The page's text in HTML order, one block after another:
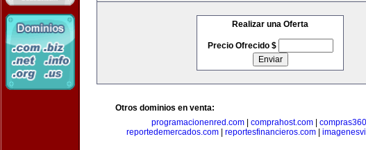
Realizar una Oferta
Precio Ofrecido $
Otros dominios en venta:
programacionenred.com
comprahost.com
reportedemercados.com
reportesfinancieros.com